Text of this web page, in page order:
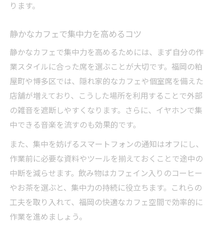
ります。
静かなカフェで集中力を高めるコツ
静かなカフェで集中力を高めるためには、まず自分の作
業スタイルに合った席を選ぶことが大切です。福岡の粕
屋町や博多区では、隠れ家的なカフェや個室席を備えた
店舗が増えており、こうした場所を利用することで外部
の雑音を遮断しやすくなります。さらに、イヤホンで集
中できる音楽を流すのも効果的です。
また、集中を妨げるスマートフォンの通知はオフにし、
作業前に必要な資料やツールを揃えておくことで途中の
中断を減らせます。飲み物はカフェイン入りのコーヒー
やお茶を選ぶと、集中力の持続に役立ちます。これらの
工夫を取り入れて、福岡の快適なカフェ空間で効率的に
作業を進めましょう。